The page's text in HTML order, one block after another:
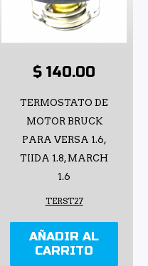
$ 140.00
TERMOSTATO DE
MOTOR BRUCK
PARA VERSA 1.6,
TIIDA 1.8, MARCH
1.6
TERST27
AÑADIR AL
CARRITO